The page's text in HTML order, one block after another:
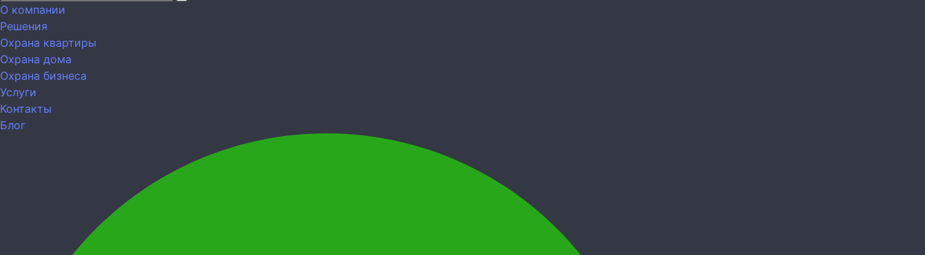
О компании
Решения
Охрана квартиры
Охрана дома
Охрана бизнеса
Услуги
Контакты
Блог